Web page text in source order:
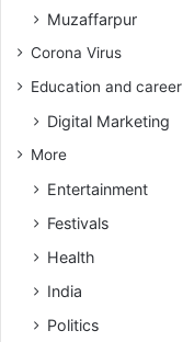
Muzaffarpur
Corona Virus
Education and career
Digital Marketing
More
Entertainment
Festivals
Health
India
Politics